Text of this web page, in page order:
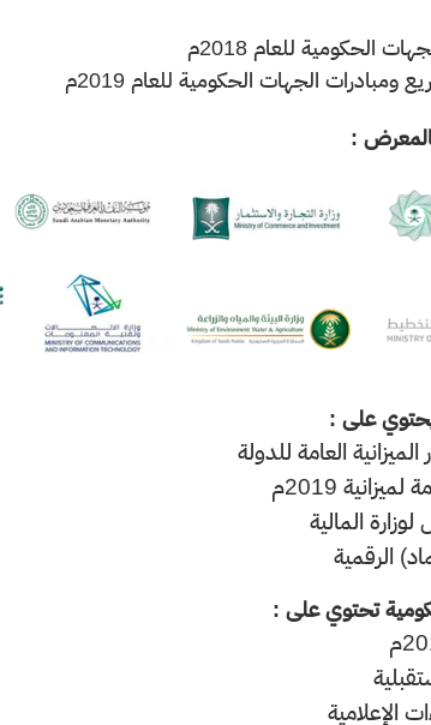
:
يحتوي على :
العامة للدولة
2019م
المالية
الرقمية
تحتوي على :
الإعلامية